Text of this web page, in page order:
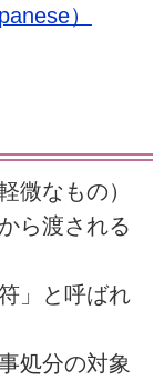
）
微なもの）
ら渡される
」と呼ばれ
処分の対象